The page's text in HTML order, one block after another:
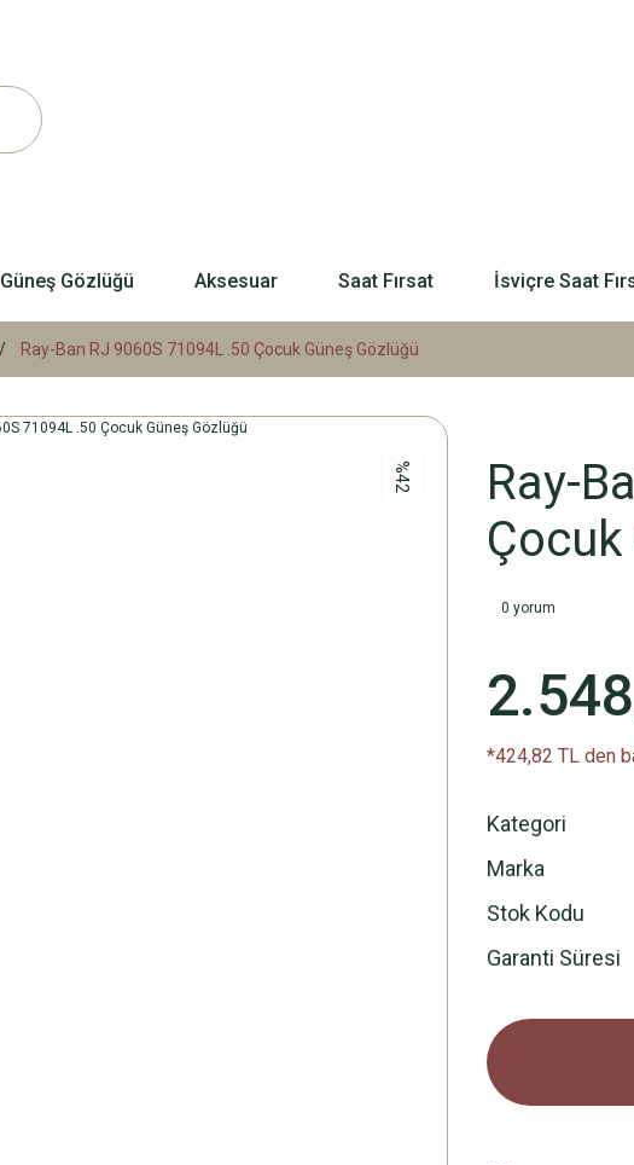
Güneş Gözlüğü Aksesuar Saat Fırsat İsviçre Saat
Ray-Ban RJ 9060S 71094L .50 Çocuk Güneş Gözlüğü
%42
Ray-
0 yorum
*424,82 TL den
Kategori
Marka
Stok Kodu
Garanti Süresi